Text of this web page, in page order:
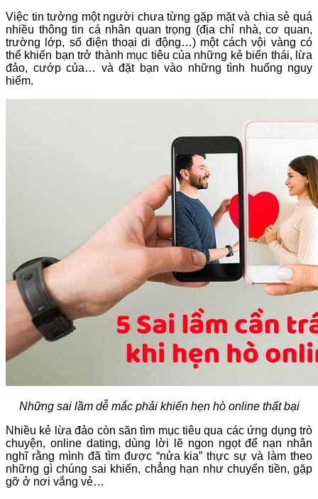
Việc tin tưởng một người chưa từng gặp mặt và chia sẻ quá
nhiều thông tin cá nhân quan trọng (địa chỉ nhà, cơ quan,
trường lớp, số điện thoại di động…) một cách vội vàng có
thể khiến bạn trở thành mục tiêu của những kẻ biến thái, lừa
đảo, cướp của… và đặt bạn vào những tình huống nguy
hiểm.
Những sai lầm dễ mắc phải khiến hẹn hò online thất bại
Nhiều kẻ lừa đảo còn săn tìm mục tiêu qua các ứng dụng trò
chuyện, online dating, dùng lời lẽ ngon ngọt để nạn nhân
nghĩ rằng mình đã tìm được “nửa kia” thực sự và làm theo
những gì chúng sai khiến, chẳng hạn như chuyển tiền, gặp
gỡ ở nơi vắng vẻ…